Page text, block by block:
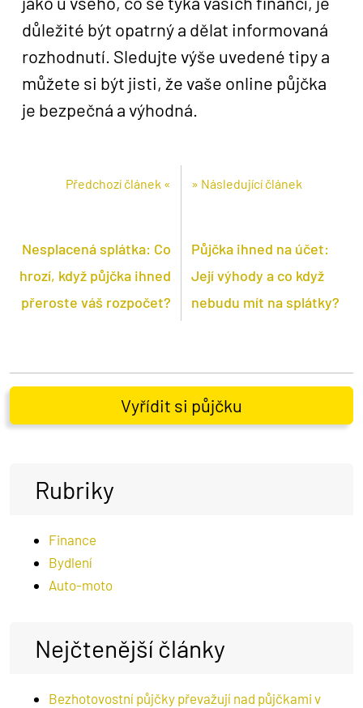
důležité být opatrný a dělat informovaná
rozhodnutí. Sledujte výše uvedené tipy a
můžete si být jisti, že vaše online půjčka
je bezpečná a výhodná.
Předchozí článek «
Nesplacená splátka: Co
hrozí, když půjčka ihned
přeroste váš rozpočet?
» Následující článek
Půjčka ihned na účet:
Její výhody a co když
nebudu mít na splátky?
Vyřídit si půjčku
Rubriky
Finance
Bydlení
Auto-moto
Nejčtenější články
Bezhotovostní půjčky převažují nad půjčkami v